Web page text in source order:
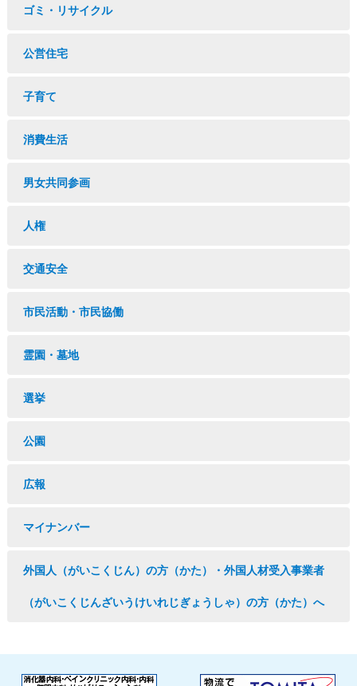
ゴミ・リサイクル
公営住宅
子育て
消費生活
男女共同参画
人権
交通安全
市民活動・市民協働
霊園・墓地
選挙
公園
広報
マイナンバー
外国人（がいこくじん）の方（かた）・外国人材受入事業者
（がいこくじんざいうけいれじぎょうしゃ）の方（かた）へ